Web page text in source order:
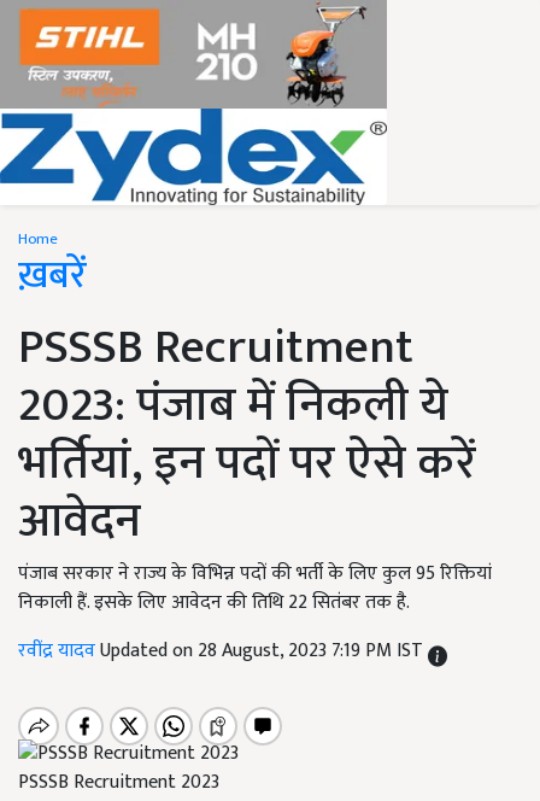
Home
ख़बरें
PSSSB Recruitment
2023: पंजाब में निकली ये
भर्तियां, इन पदों पर ऐसे करें
आवेदन
पंजाब सरकार ने राज्य के विभिन्न पदों की भर्ती के लिए कुल 95 रिक्तियां
निकाली हैं. इसके लिए आवेदन की तिथि 22 सितंबर तक है.
रवींद्र यादवUpdated on 28 August, 2023 7:19 PM IST
PSSSB Recruitment 2023